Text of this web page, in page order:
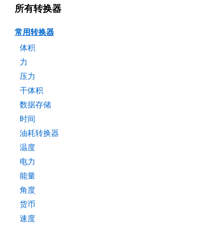
所有转换器
常用转换器
体积
力
压力
干体积
数据存储
时间
油耗转换器
温度
电力
能量
角度
货币
速度